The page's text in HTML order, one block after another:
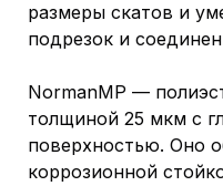
размеры скатов и
подрезок и
NormanMP —
толщиной 25 мкм с
поверхностью. Оно
коррозионной